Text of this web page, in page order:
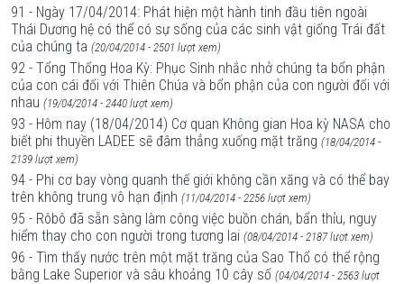
91 - Ngày 17/04/2014: Phát hiện một hành tinh đầu tiên ngoài
Thái Dương hệ có thể có sự sống của các sinh vật giống Trái đất
của chúng ta (20/04/2014 - 2501 lượt xem)
92 - Tổng Thống Hoa Kỳ: Phục Sinh nhắc nhở chúng ta bổn phận
của con cái đối với Thiên Chúa và bổn phận của con người đối với
nhau (19/04/2014 - 2440 lượt xem)
93 - Hôm nay (18/04/2014) Cơ quan Không gian Hoa kỳ NASA cho
biết phi thuyền LADEE sẽ đâm thẳng xuống mặt trăng (18/04/2014 -
2139 lượt xem)
94 - Phi cơ bay vòng quanh thế giới không cần xăng và có thể bay
trên không trung vô hạn định (11/04/2014 - 2256 lượt xem)
95 - Rôbô đã sẵn sàng làm công việc buồn chán, bẩn thỉu, nguy
hiểm thay cho con người trong tương lai (08/04/2014 - 2187 lượt xem)
96 - Tìm thấy nước trên một mặt trăng của Sao Thổ có thể rộng
bằng Lake Superior và sâu khoảng 10 cây số (04/04/2014 - 2563 lượt